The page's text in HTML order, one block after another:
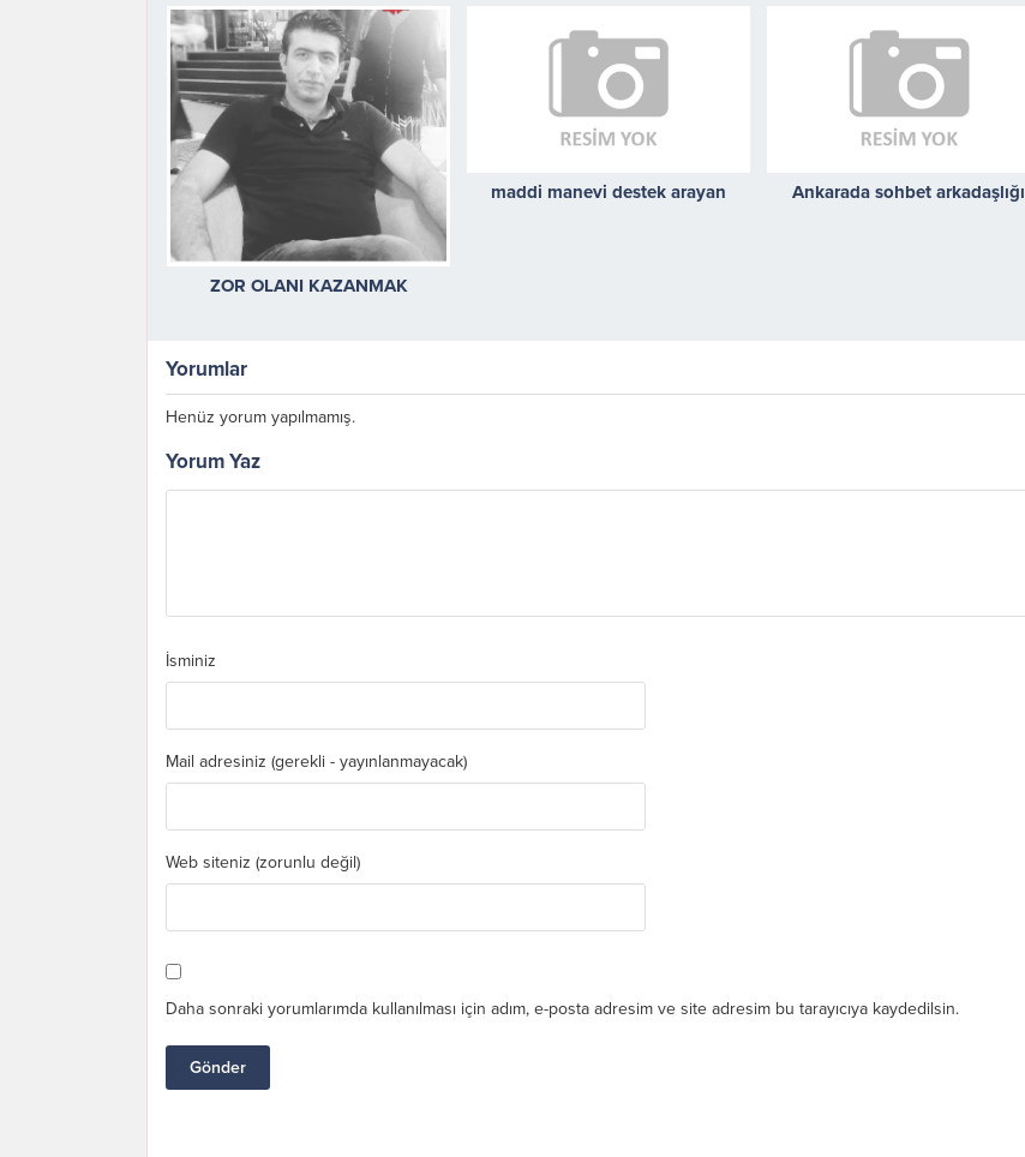
ZOR OLANI KAZANMAK
maddi manevi destek arayan Ankarada sohbet arkadaşlığı
Yorumlar
Henüz yorum yapılmamış.
Yorum Yaz
İsminiz
Mail adresiniz (gerekli - yayınlanmayacak)
Web siteniz (zorunlu değil)
Daha sonraki yorumlarımda kullanılması için adım, e-posta adresim ve site adresim bu tarayıcıya kaydedilsin.